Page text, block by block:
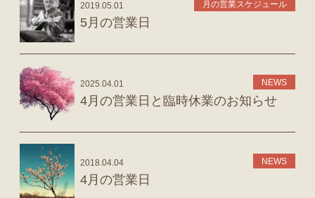
2019.05.01 月の営業スケジュール
5月の営業日
2025.04.01 NEWS
4月の営業日と臨時休業のお知らせ
2018.04.04 NEWS
4月の営業日